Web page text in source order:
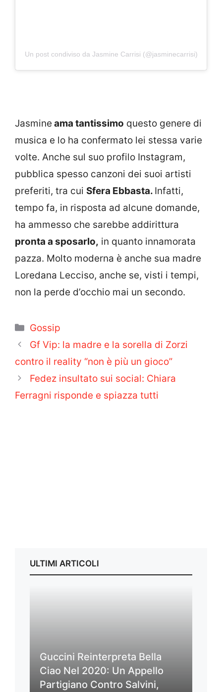
Un post condiviso da Jasmine Carrisi (@jasminecarrisi)
Jasmine ama tantissimo questo genere di
musica e lo ha confermato lei stessa varie
volte. Anche sul suo profilo Instagram,
pubblica spesso canzoni dei suoi artisti
preferiti, tra cui Sfera Ebbasta. Infatti,
tempo fa, in risposta ad alcune domande,
ha ammesso che sarebbe addirittura
pronta a sposarlo, in quanto innamorata
pazza. Molto moderna è anche sua madre
Loredana Lecciso, anche se, visti i tempi,
non la perde d’occhio mai un secondo.
Categorie
Gossip
Gf Vip: la madre e la sorella di Zorzi
contro il reality “non è più un gioco”
Fedez insultato sui social: Chiara
Ferragni risponde e spiazza tutti
ULTIMI ARTICOLI
Guccini Reinterpreta Bella
Ciao Nel 2020: Un Appello
Partigiano Contro Salvini,